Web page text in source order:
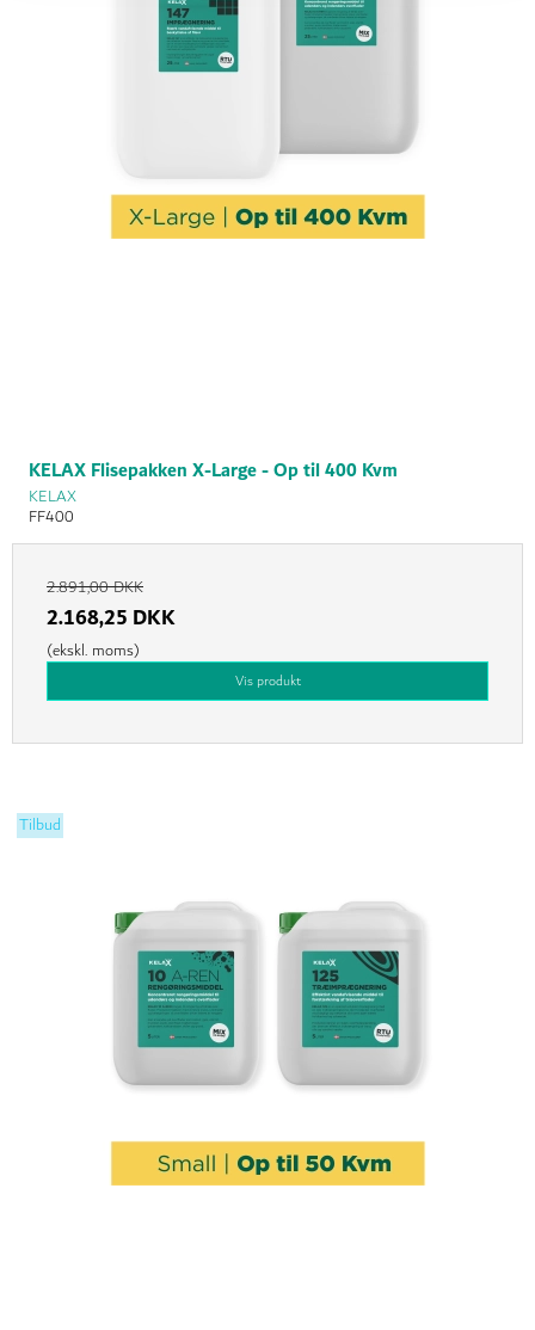
KELAX Flisepakken X-Large - Op til 400 Kvm
KELAX
FF400
2.891,00 DKK
2.168,25 DKK
(ekskl. moms)
Vis produkt
Tilbud